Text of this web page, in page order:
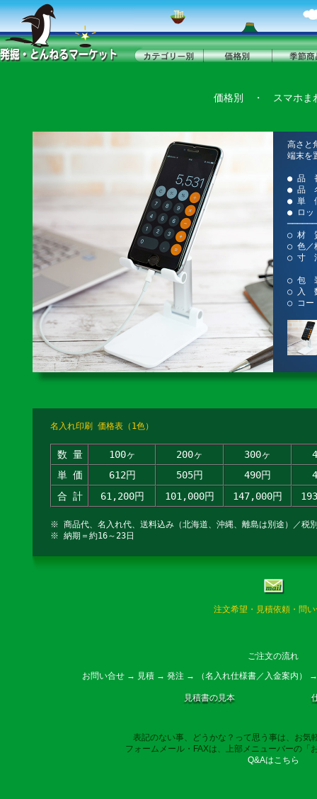
価格別 ・ スマホま
高さと
端末を
● 品
● 品
● 単
● ロッ
○ 材
○ 色／
○ 寸
○ 包
○ 入
○ コー
名入れ印刷 価格表（1色）
数 量 100ヶ 200ヶ 300ヶ
単 価
612円 505円 490円
合 計
61,200円 101,000円 147,000円
※ 商品代、名入れ代、送料込み（北海道、沖縄、離島は別途）／税
※ 納期＝約16～23日
注文希望・見積依頼・問
ご注文の流れ
お問い合せ → 見積 → 発注 → （名入れ仕様書／入金案内）
見積書の見本
表記のない事、どうかな？って思う事は、お気
フォームメール・FAXは、上部メニューバーの「
Q&Aはこちら